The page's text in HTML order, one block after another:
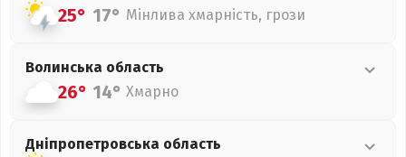
25° 17° Мінлива хмарність, грози
Волинська область
26° 14° Хмарно
Дніпропетровська область